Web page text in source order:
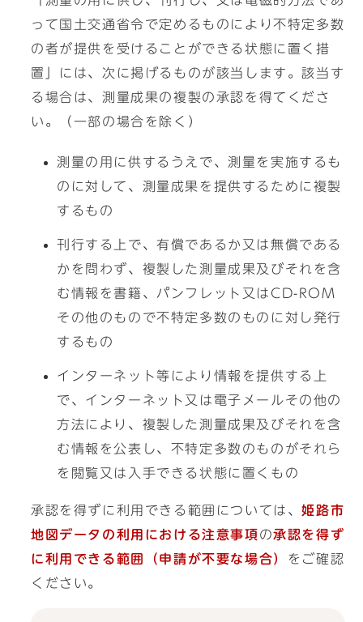
って国土交通省令で定めるものにより不特定多数
の者が提供を受けることができる状態に置く措
置」には、次に掲げるものが該当します。該当す
る場合は、測量成果の複製の承認を得てくださ
い。（一部の場合を除く）
測量の用に供するうえで、測量を実施するも
のに対して、測量成果を提供するために複製
するもの
刊行する上で、有償であるか又は無償である
かを問わず、複製した測量成果及びそれを含
む情報を書籍、パンフレット又はCD-ROM
その他のもので不特定多数のものに対し発行
するもの
インターネット等により情報を提供する上
で、インターネット又は電子メールその他の
方法により、複製した測量成果及びそれを含
む情報を公表し、不特定多数のものがそれら
を閲覧又は入手できる状態に置くもの
承認を得ずに利用できる範囲については、姫路市
地図データの利用における注意事項 の承認を得ず
に利用できる範囲（申請が不要な場合）
をご確認
ください。